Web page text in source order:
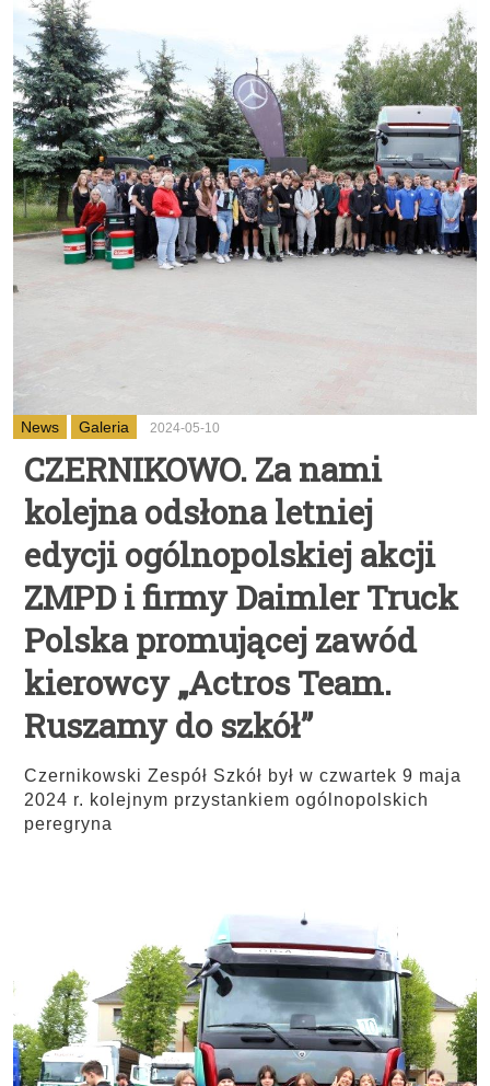
News Galeria 2024-05-10
CZERNIKOWO. Za nami
kolejna odsłona letniej
edycji ogólnopolskiej akcji
ZMPD i firmy Daimler Truck
Polska promującej zawód
kierowcy „Actros Team.
Ruszamy do szkół”
Czernikowski Zespół Szkół był w czwartek 9 maja
2024 r. kolejnym przystankiem ogólnopolskich
peregryna